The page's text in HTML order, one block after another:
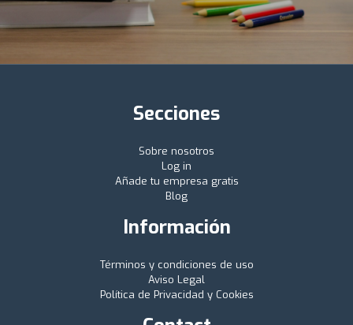
Secciones
Sobre nosotros
Log in
Añade tu empresa gratis
Blog
Información
Términos y condiciones de uso
Aviso Legal
Política de Privacidad y Cookies